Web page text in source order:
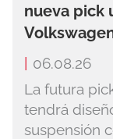
nueva pick
06.08.26
La futura
tendrá
suspensión